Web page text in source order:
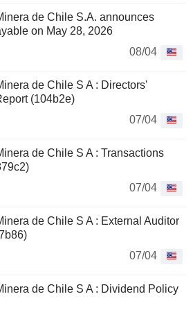
de Chile S.A. announces
on May 28, 2026
08/04
de Chile S A : Directors'
(104b2e)
07/04
de Chile S A : Transactions
07/04
de Chile S A : External Auditor
07/04
de Chile S A : Dividend Policy